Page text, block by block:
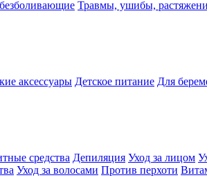
Травмы, ушибы,
аксессуары Детское питание Для
средства Депиляция Уход за лицом
Уход за волосами Против перхоти